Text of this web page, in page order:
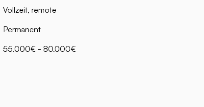
Vollzeit, remote
Permanent
55.000€ - 80.000€